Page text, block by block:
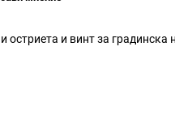
остриета и винт за